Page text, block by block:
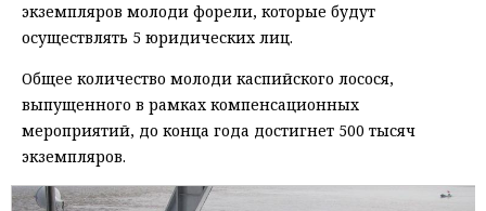
экземпляров молоди форели, которые будут
осуществлять 5 юридических лиц.
Общее количество молоди каспийского лосося,
выпущенного в рамках компенсационных
мероприятий, до конца года достигнет 500 тысяч
экземпляров.